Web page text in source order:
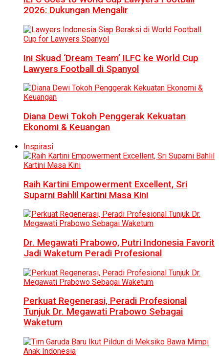
2026: Dukungan Mengalir
Ini Skuad ‘Dream Team’ ILFC ke World Cup
Lawyers Football di Spanyol
Diana Dewi Tokoh Penggerak Kekuatan
Ekonomi & Keuangan
Inspirasi
Raih Kartini Empowerment Excellent, Sri
Suparni Bahlil Kartini Masa Kini
Dr. Megawati Prabowo, Putri Indonesia Favorit
Jadi Waketum Peradi Profesional
Perkuat Regenerasi, Peradi Profesional
Tunjuk Dr. Megawati Prabowo Sebagai
Waketum